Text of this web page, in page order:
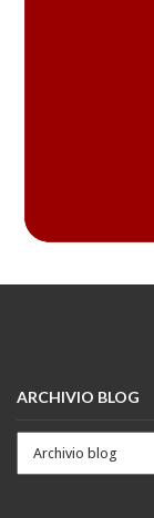
ARCHIVIO BLOG